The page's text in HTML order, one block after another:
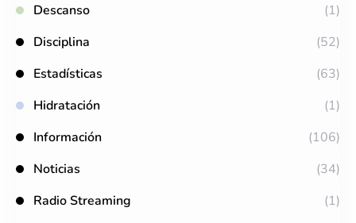
Descanso
(1)
Disciplina
(52)
Estadísticas
(63)
Hidratación
(1)
Información
(106)
Noticias
(34)
Radio Streaming
(1)